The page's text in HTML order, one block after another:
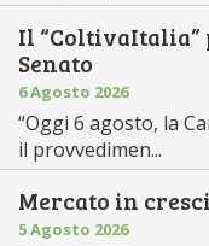
Il “ColtivaItalia”
Senato
6 Agosto 2026
“Oggi 6 agosto, la
il provvedimen...
Mercato in
5 Agosto 2026